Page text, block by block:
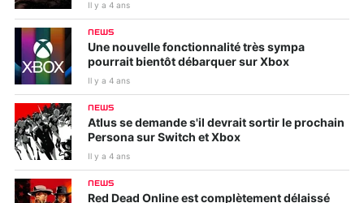
Il y a 4 ans
NEWS
Une nouvelle fonctionnalité très sympa
pourrait bientôt débarquer sur Xbox
Il y a 4 ans
NEWS
Atlus se demande s'il devrait sortir le prochain
Persona sur Switch et Xbox
Il y a 4 ans
NEWS
Red Dead Online est complètement délaissé